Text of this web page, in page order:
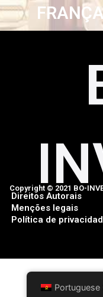
Copyright © 2021 BO-
Direitos Autorais
Menções legais
Política de
Seja
Todos
Portuguese